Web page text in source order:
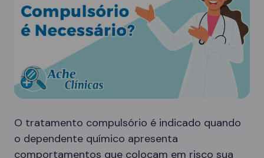
O tratamento compulsório é indicado quando
o dependente químico apresenta
comportamentos que colocam em risco sua